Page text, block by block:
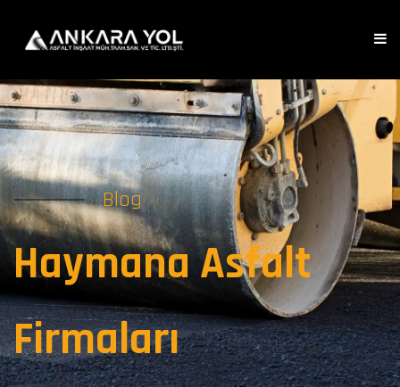
Blog
Haymana Asfalt
Firmaları